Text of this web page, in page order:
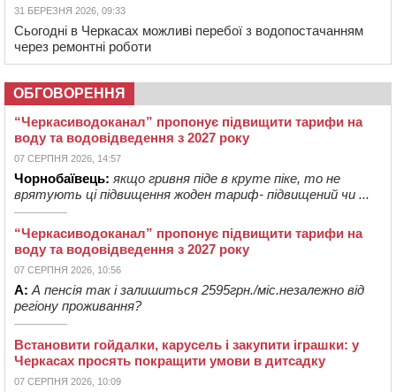
31 БЕРЕЗНЯ 2026, 09:33
Сьогодні в Черкасах можливі перебої з водопостачанням
через ремонтні роботи
ОБГОВОРЕННЯ
“Черкасиводоканал” пропонує підвищити тарифи на
воду та водовідведення з 2027 року
07 СЕРПНЯ 2026, 14:57
Чорнобаївець: якщо гривня піде в круте піке, то не
врятують ці підвищення жоден тариф- підвищений чи ...
“Черкасиводоканал” пропонує підвищити тарифи на
воду та водовідведення з 2027 року
07 СЕРПНЯ 2026, 10:56
А: А пенсія так і залишиться 2595грн./міс.незалежно від
регіону проживання?
Встановити гойдалки, карусель і закупити іграшки: у
Черкасах просять покращити умови в дитсадку
07 СЕРПНЯ 2026, 10:09